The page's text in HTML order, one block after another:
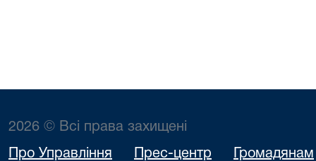
2026 © Всі права захищені
Про Управління Прес-центр Громадянам